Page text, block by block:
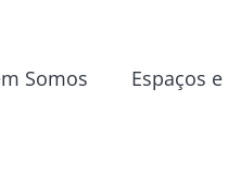
Somos Espaços